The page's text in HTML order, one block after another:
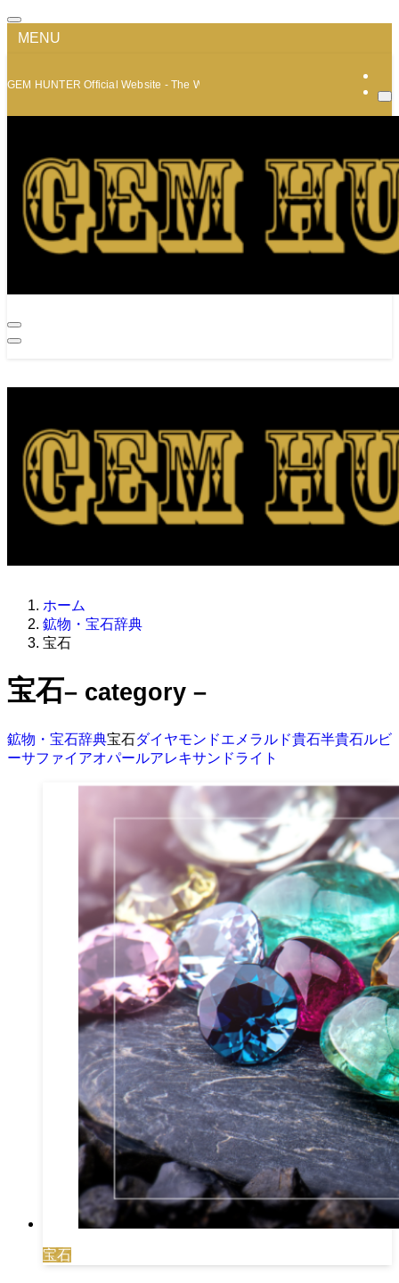
MENU
GEM HUNTER Official Website - The World of Minerals and Jewelry
ホーム
鉱物・宝石辞典
宝石
宝石– category –
鉱物・宝石辞典宝石ダイヤモンドエメラルド貴石半貴石ルビ
ーサファイアオパールアレキサンドライト
宝石